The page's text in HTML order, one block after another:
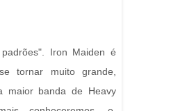
Iron Maiden é
tornar muito grande,
maior banda de Heavy